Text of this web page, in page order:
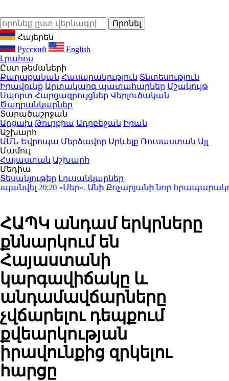
Հայերեն
Русский
English
Լրահոս
Ըստ թեմաների
Քաղաքական Հասարակություն Տնտեսություն
Իրավունք Արտակարգ պատահարներ Մշակույթ
Սպորտ Հարցազրույցներ Վերլուծական
Ծաղրանկարներ
Տարածաշրջան
Արցախ Թուրքիա Ադրբեջան Իրան
Աշխարհ
ԱՄՆ Եվրոպա Մերձավոր Արևելք Ռուսաստան Այլ
Մամուլ
Հայաստան Աշխարհ
Մեդիա
Տեսանյութեր Լուսանկարներ
20:20«Սեր». Անի Քոչարյանի նոր
ՀԱՊԿ անդամ երկրները
քննարկում են
Հայաստանի
կարգավիճակը և
անդամավճարները
չվճարելու դեպքում
քվեարկության
իրավունքից զրկելու
հարցը